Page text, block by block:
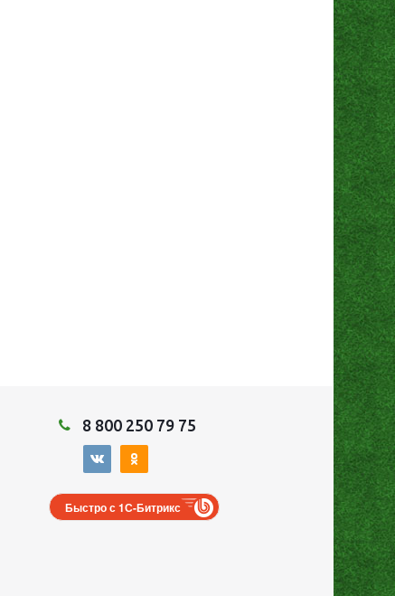
8 800 250 79 75
Быстро с 1С-Битрикс